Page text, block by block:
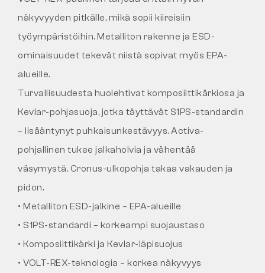
näkyvyyden pitkälle, mikä sopii kiireisiin
työympäristöihin. Metalliton rakenne ja ESD-
ominaisuudet tekevät niistä sopivat myös EPA-
alueille.
Turvallisuudesta huolehtivat komposiittikärkiosa ja
Kevlar-pohjasuoja, jotka täyttävät S1PS-standardin
– lisääntynyt puhkaisunkestävyys. Activa-
pohjallinen tukee jalkaholvia ja vähentää
väsymystä. Cronus-ulkopohja takaa vakauden ja
pidon.
• Metalliton ESD-jalkine – EPA-alueille
• S1PS-standardi – korkeampi suojaustaso
• Komposiittikärki ja Kevlar-läpisuojus
• VOLT-REX-teknologia – korkea näkyvyys